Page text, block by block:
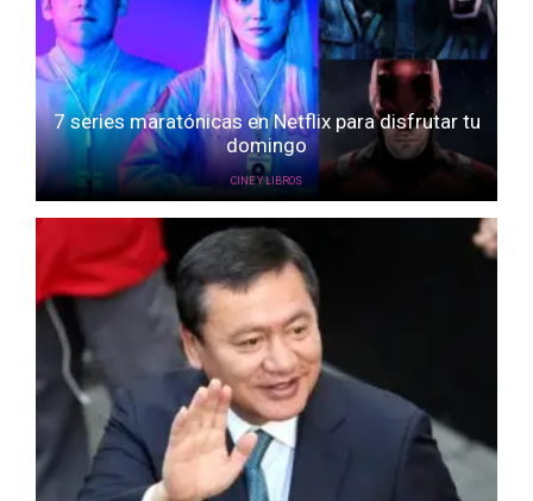
7 series maratónicas en Netflix para disfrutar tu
domingo
CINE Y LIBROS